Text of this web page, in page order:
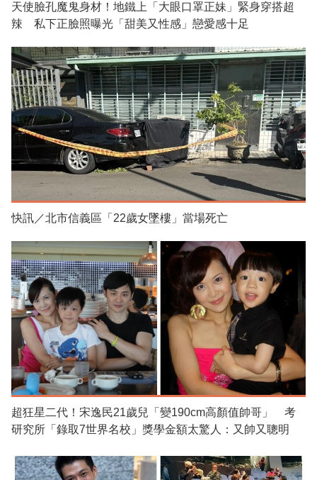
天使臉孔魔鬼身材！地鐵上「大眼口罩正妹」緊身穿搭超
辣 私下正臉照曝光「甜美又性感」戀愛感十足
快訊／北市信義區「22歲女墜樓」當場死亡
超狂星二代！宋逸民21歲兒「變190cm高顏值帥哥」 考
研究所「錄取7世界名校」獎學金額太驚人：又帥又聰明